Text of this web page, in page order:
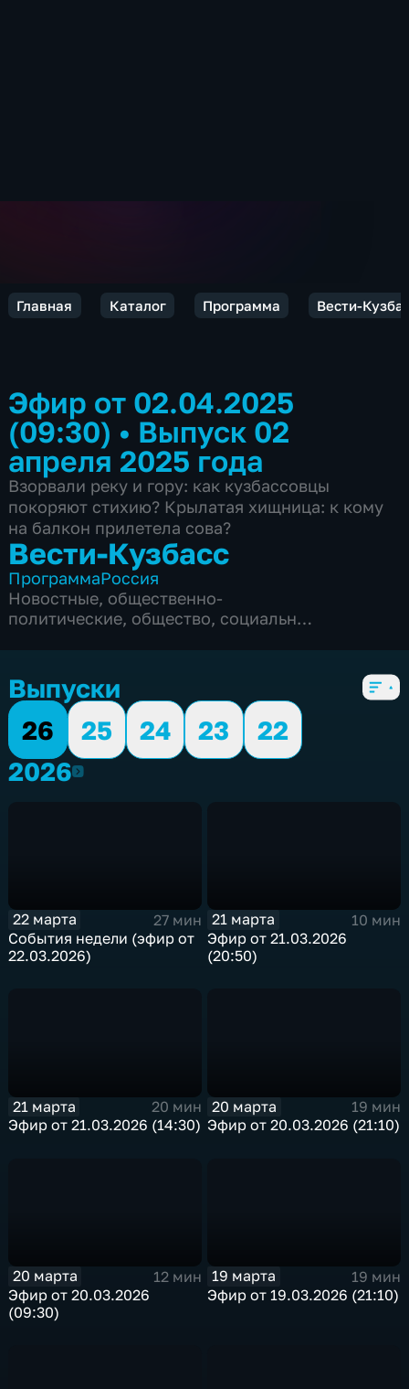
Главная Каталог Программа Вести-
Эфир от 02.04.2025
(09:30) • Выпуск 02
апреля 2025 года
Взорвали реку и гору: как кузбассовцы
покоряют стихию? Крылатая хищница: к кому
на балкон прилетела сова?
Вести-Кузбасс
ПрограммаРоссия
Новостные, общественно-
политические, общество, социально-
Выпуски
26
25 24 23
22
20262026
22 марта
27 мин
События недели (эфир от
22.03.2026)
21 марта
10 мин
Эфир от 21.03.2026
(20:50)
21 марта
20 мин
Эфир от 21.03.2026 (14:30)
20 марта
19 мин
Эфир от 20.03.2026 (21:10)
20 марта
12 мин
Эфир от 20.03.2026
(09:30)
19 марта
19 мин
Эфир от 19.03.2026 (21:10)